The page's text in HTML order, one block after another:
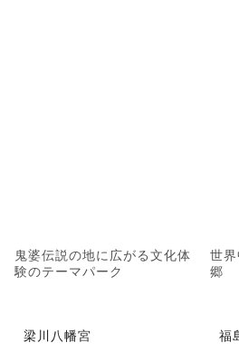
鬼婆伝説の地に広がる文化体
験のテーマパーク
世
郷
梁川八幡宮 福